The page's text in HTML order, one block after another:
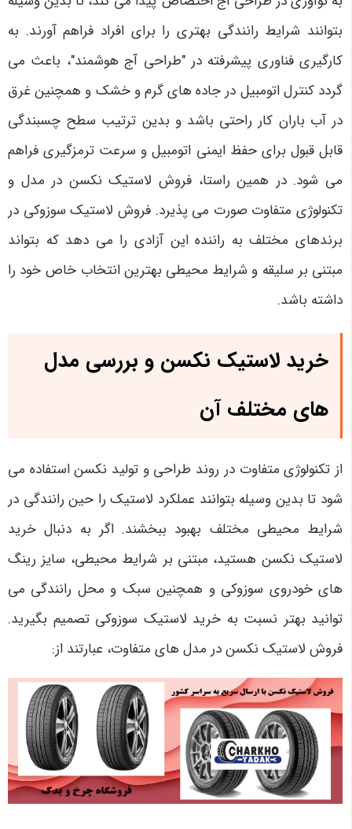
بتوانند شرایط رانندگی بهتری را برای افراد فراهم آورند. به
کارگیری فناوری پیشرفته در "طراحی آج هوشمند"، باعث می
گردد کنترل اتومبیل در جاده های گرم و خشک و همچنین غرق
در آب باران کار راحتی باشد و بدین ترتیب سطح چسبندگی
قابل قبول برای حفظ ایمنی اتومبیل و سرعت ترمزگیری فراهم
می شود. در همین راستا، فروش لاستیک نکسن در مدل و
تکنولوژی متفاوت صورت می پذیرد. فروش لاستیک سوزوکی در
برندهای مختلف به راننده این آزادی را می دهد که بتواند
مبتنی بر سلیقه و شرایط محیطی بهترین انتخاب خاص خود را
داشته باشد.
خرید لاستیک نکسن و بررسی مدل
های مختلف آن
از تکنولوژی متفاوت در روند طراحی و تولید نکسن استفاده می
شود تا بدین وسیله بتوانند عملکرد لاستیک را حین رانندگی در
شرایط محیطی مختلف بهبود ببخشند. اگر به دنبال خرید
لاستیک نکسن هستید، مبتنی بر شرایط محیطی، سایز رینگ
های خودروی سوزوکی و همچنین سبک و محل رانندگی می
توانید بهتر نسبت به خرید لاستیک سوزوکی تصمیم بگیرید.
فروش لاستیک نکسن در مدل های متفاوت، عبارتند از: